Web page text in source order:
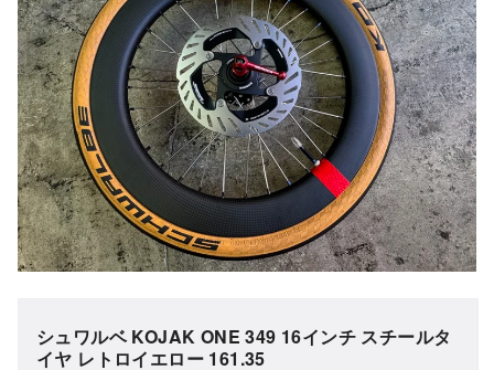
シュワルベ KOJAK ONE 349 16インチ スチールタ
イヤ レトロイエロー 161.35